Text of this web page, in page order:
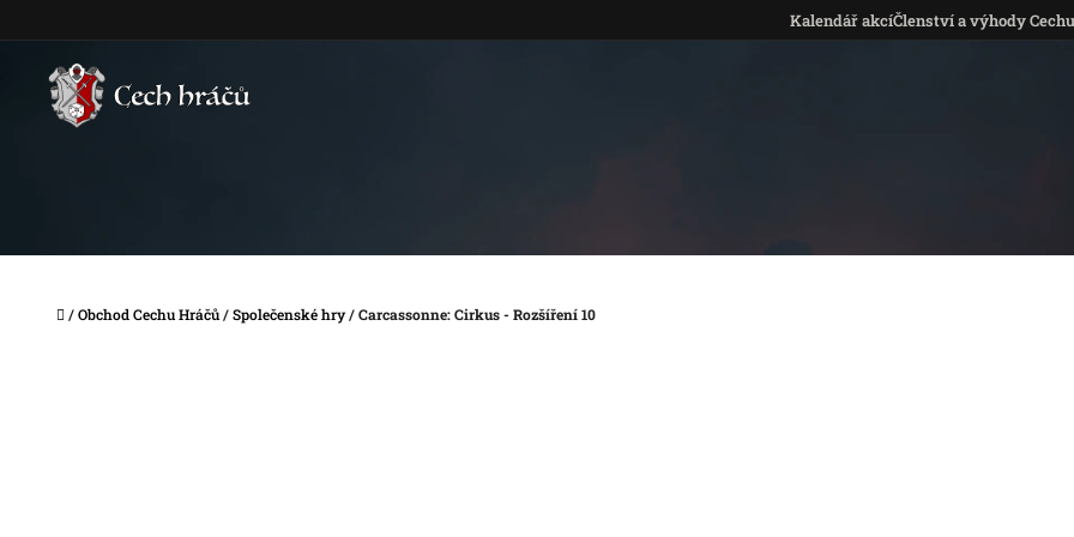
Kalendář akcíČlenství a výhody Cechu
Domů
/Obchod Cechu Hráčů/Společenské hry/Carcassonne: Cirkus - Rozšíření 10